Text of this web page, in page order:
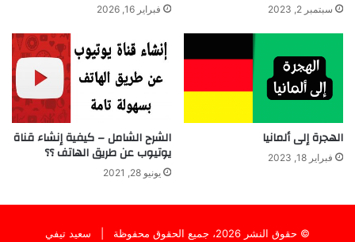
سبتمبر 2, 2023 فبراير 16, 2026
الهجرة إلى ألمانيا
فبراير 18, 2023
الشرح الشامل – كيفية إنشاء قناة
يوتيوب عن طريق الهاتف ؟؟
يونيو 28, 2021
© حقوق النشر 2026، جميع الحقوق محفوظة | سعيد تيفي